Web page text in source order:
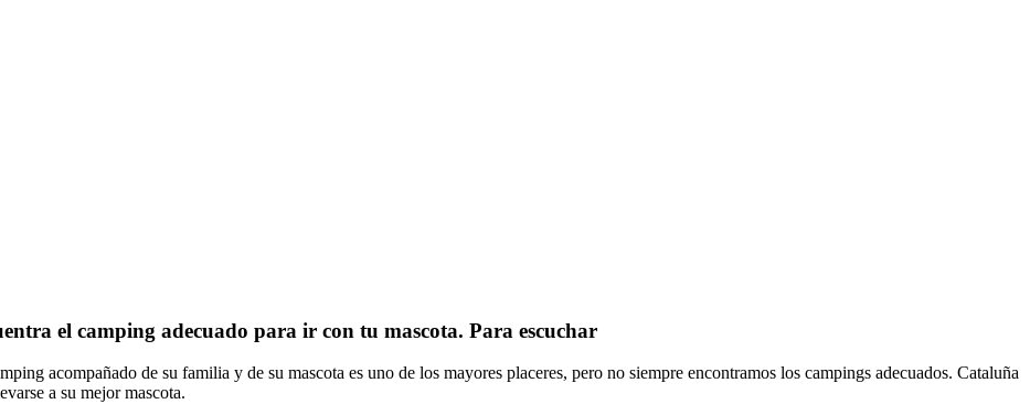
el camping adecuado para ir con tu mascota. Para escuchar
acompañado de su familia y de su mascota es uno de los mayores placeres, pero no siempre encontramos los campings adecuados. Cataluña
a su mejor mascota.